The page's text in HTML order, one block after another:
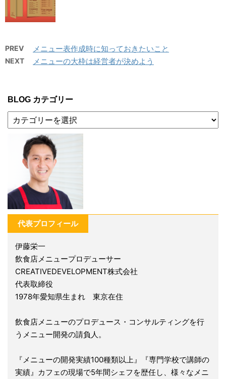
PREV メニュー表作成時に知っておきたいこと
NEXT メニューの大枠は経営者が決めよう
BLOG カテゴリー
代表プロフィール
伊藤栄一
飲食店メニュープロデューサー
CREATIVEDEVELOPMENT株式会社
代表取締役
1978年愛知県生まれ 東京在住
飲食店メニューのプロデュース・コンサルティングを行
うメニュー開発の請負人。
『メニューの開発実績100種類以上』『専門学校で講師の
実績』カフェの現場で5年間シェフを歴任し、様々なメニ